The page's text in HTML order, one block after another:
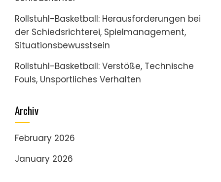
Rollstuhl-Basketball: Herausforderungen bei
der Schiedsrichterei, Spielmanagement,
Situationsbewusstsein
Rollstuhl-Basketball: Verstöße, Technische
Fouls, Unsportliches Verhalten
Archiv
February 2026
January 2026